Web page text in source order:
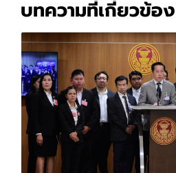
บทความที่เกี่ยวข้อง